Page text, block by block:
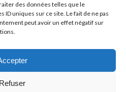
des données telles que le
ID uniques sur ce site. Le fait de ne pas
peut avoir un effet négatif sur
Refuser